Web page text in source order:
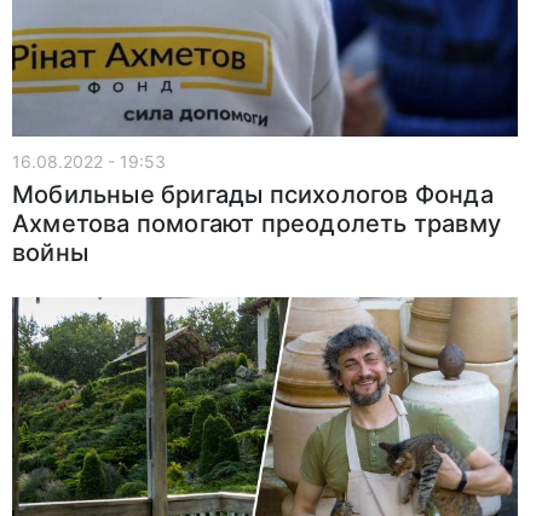
16.08.2022 - 19:53
Мобильные бригады психологов Фонда
Ахметова помогают преодолеть травму
войны